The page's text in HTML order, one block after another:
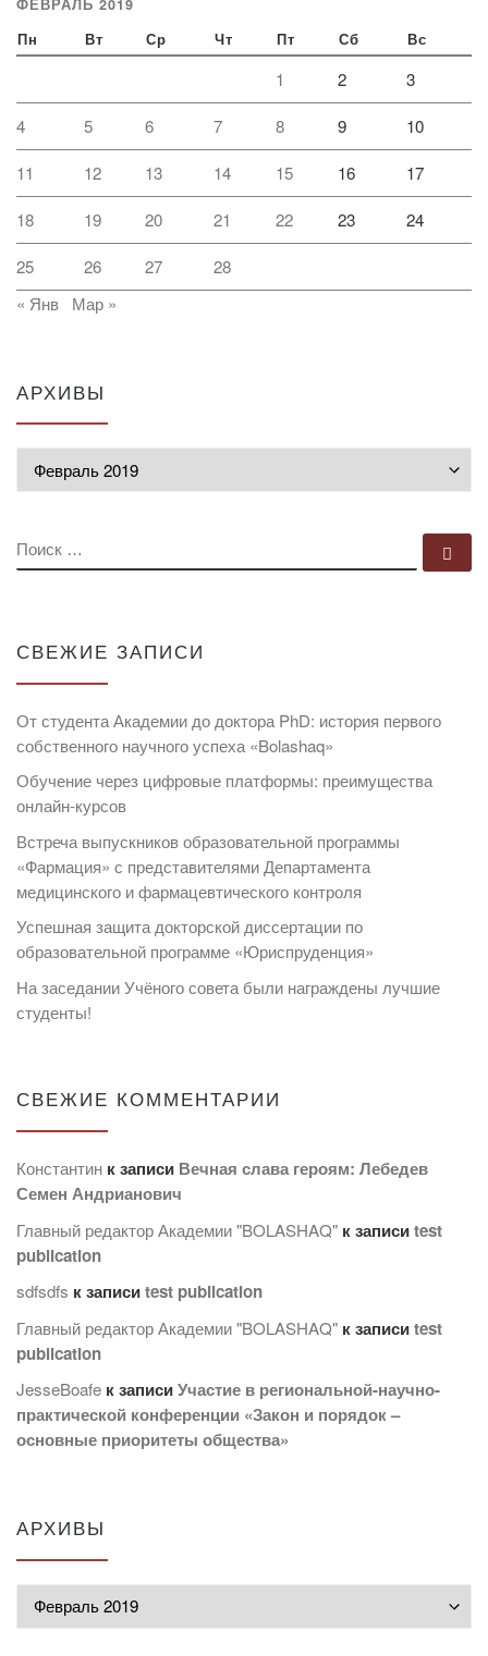
ФЕВРАЛЬ 2019
Пн Вт Ср Чт Пт Сб Вс
1 2 3
4 5 6 7 8 9 10
11 12 13 14 15 16 17
18 19 20 21 22 23 24
25 26 27
28
« Янв
Мар »
АРХИВЫ
ПОИСК
СВЕЖИЕ ЗАПИСИ
От студента Академии до доктора PhD: история первого
собственного научного успеха «Bolashaq»
Обучение через цифровые платформы: преимущества
онлайн-курсов
Встреча выпускников образовательной программы
«Фармация» с представителями Департамента
медицинского и фармацевтического контроля
Успешная защита докторской диссертации по
образовательной программе «Юриспруденция»
На заседании Учёного совета были награждены лучшие
студенты!
СВЕЖИЕ КОММЕНТАРИИ
Константин к записи Вечная слава героям: Лебедев
Семен Андрианович
Главный редактор Академии "BOLASHAQ" к записиtest
publication
sdfsdfs к записиtest publication
Главный редактор Академии "BOLASHAQ" к записиtest
publication
JesseBoafe к записиУчастие в региональной-научно-
практической конференции «Закон и порядок –
основные приоритеты общества»
АРХИВЫ